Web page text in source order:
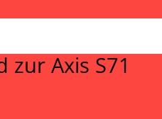
in 2
zur Axis S71